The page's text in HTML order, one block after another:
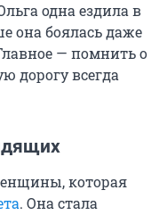
одна ездила в
она боялась даже
— помнить о
дорогу всегда
которая
. Она стала